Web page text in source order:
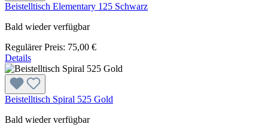
Beistelltisch Elementary 125 Schwarz
Bald wieder verfügbar
Regulärer Preis: 75,00 €
Details
Beistelltisch Spiral 525 Gold
Bald wieder verfügbar